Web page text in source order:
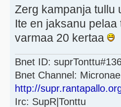
Zerg kampanja tullu
Ite en jaksanu
varmaa 20 kertaa
Bnet ID:
Bnet Channel:
http://
Irc: SupR|Tonttu